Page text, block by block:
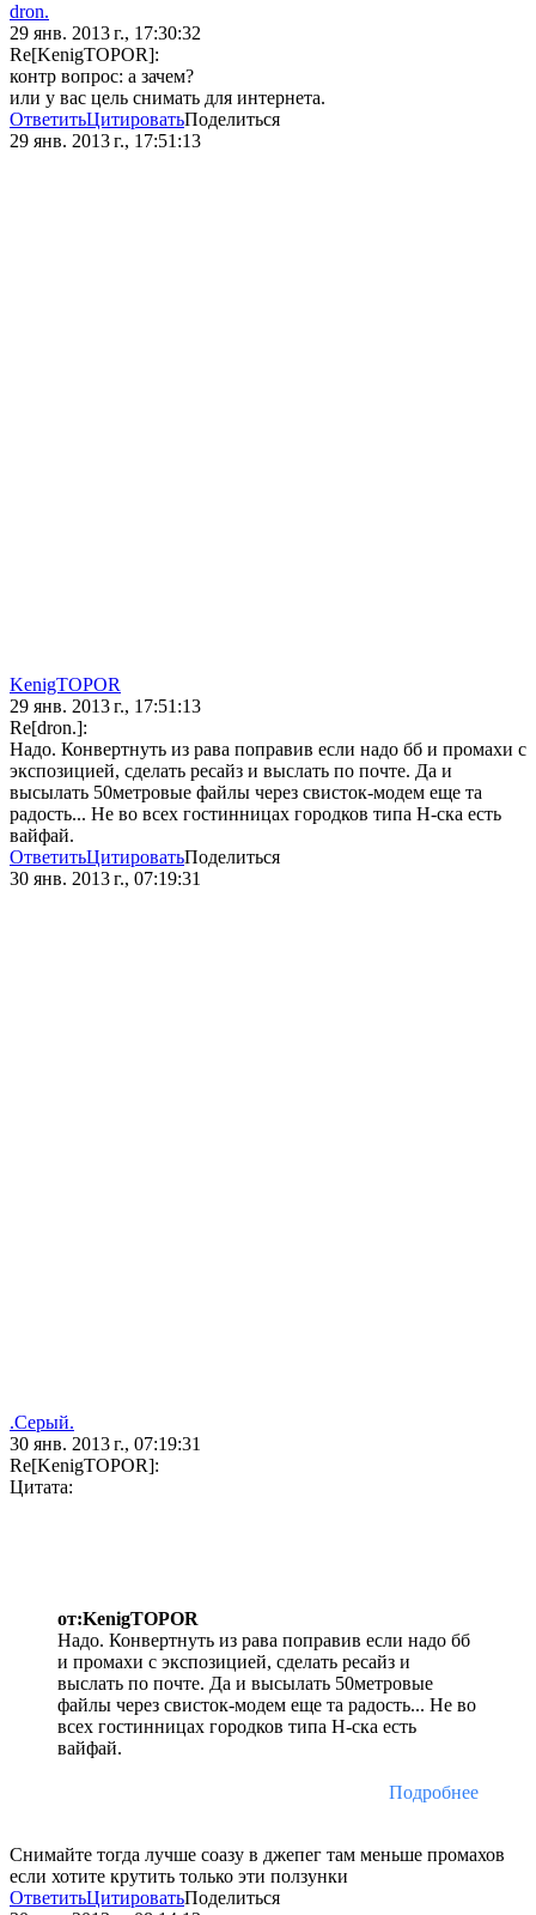
dron.
29 янв. 2013 г., 17:30:32
Re[KenigTOPOR]:
контр вопрос: а зачем?
или у вас цель снимать для интернета.
ОтветитьЦитироватьПоделиться
29 янв. 2013 г., 17:51:13
KenigTOPOR
29 янв. 2013 г., 17:51:13
Re[dron.]:
Надо. Конвертнуть из рава поправив если надо бб и промахи с
экспозицией, сделать ресайз и выслать по почте. Да и
высылать 50метровые файлы через свисток-модем еще та
радость... Не во всех гостинницах городков типа Н-ска есть
вайфай.
ОтветитьЦитироватьПоделиться
30 янв. 2013 г., 07:19:31
.Серый.
30 янв. 2013 г., 07:19:31
Re[KenigTOPOR]:
Цитата:
от:KenigTOPOR
Надо. Конвертнуть из рава поправив если надо бб
и промахи с экспозицией, сделать ресайз и
выслать по почте. Да и высылать 50метровые
файлы через свисток-модем еще та радость... Не во
всех гостинницах городков типа Н-ска есть
вайфай.
Подробнее
Снимайте тогда лучше соазу в джепег там меньше промахов
если хотите крутить только эти ползунки
ОтветитьЦитироватьПоделиться